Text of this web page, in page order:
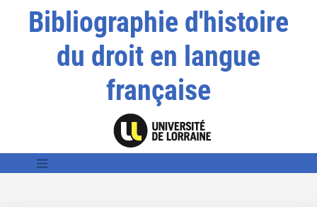
Bibliographie d'histoire
du droit en langue
française